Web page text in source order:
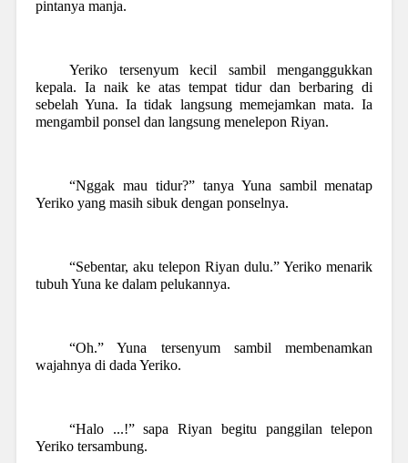
pintanya manja.
Yeriko tersenyum kecil sambil menganggukkan
kepala. Ia naik ke atas tempat tidur dan berbaring di
sebelah Yuna. Ia tidak langsung memejamkan mata. Ia
mengambil ponsel dan langsung menelepon Riyan.
“Nggak mau tidur?” tanya Yuna sambil menatap
Yeriko yang masih sibuk dengan ponselnya.
“Sebentar, aku telepon Riyan dulu.” Yeriko menarik
tubuh Yuna ke dalam pelukannya.
“Oh.” Yuna tersenyum sambil membenamkan
wajahnya di dada Yeriko.
“Halo ...!” sapa Riyan begitu panggilan telepon
Yeriko tersambung.